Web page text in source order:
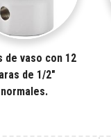
de vaso con 12
de 1/2"
normales.